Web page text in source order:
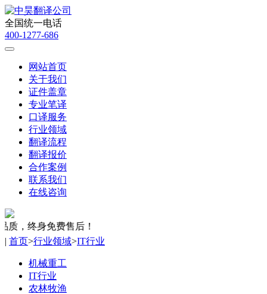
全国统一电话
400-1277-686
网站首页
关于我们
证件盖章
专业笔译
口译服务
行业领域
翻译流程
翻译报价
合作案例
联系我们
在线咨询
，终身免费售后！
| 首页>行业领域>IT行业
机械重工
IT行业
农林牧渔